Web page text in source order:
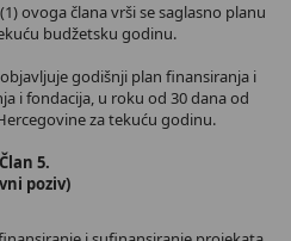
ovoga člana vrši se saglasno planu
budžetsku godinu.
godišnji plan finansiranja i
i fondacija, u roku od 30 dana od
za tekuću godinu.
Član 5.
poziv)